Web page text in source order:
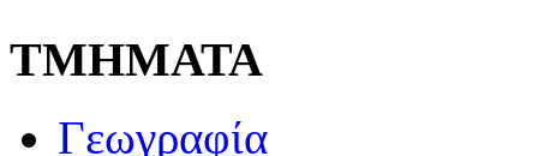
ΤΜΗΜΑΤΑ
Γεωγραφία